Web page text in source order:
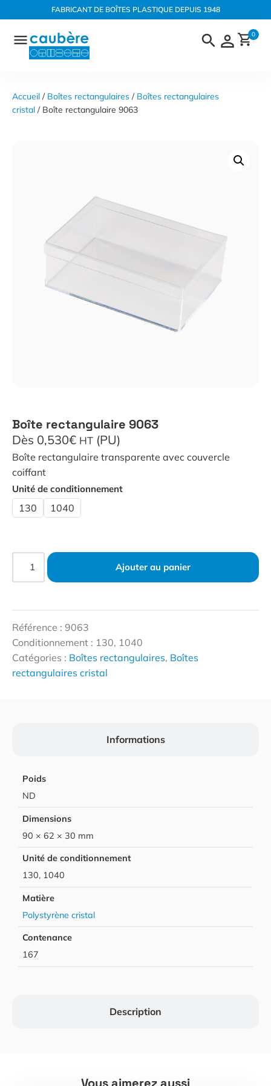
Panneau de gestion des cookies
au
contenu
FABRICANT DE BOÎTES PLASTIQUE DEPUIS 1948
0
Accueil / Boîtes rectangulaires / Boîtes rectangulaires
cristal / Boîte rectangulaire 9063
Boîte rectangulaire 9063
Dès 0,530€ HT (PU)
Boîte rectangulaire transparente avec couvercle
coiffant
Unité de conditionnement
130 1040
Ajouter au panier
Référence : 9063
Conditionnement : 130, 1040
Catégories : Boîtes rectangulaires, Boîtes
rectangulaires cristal
Informations
Description
Poids
ND
Dimensions
90 × 62 × 30 mm
Unité de conditionnement
130, 1040
Matière
Polystyrène cristal
Contenance
167
Vous aimerez aussi